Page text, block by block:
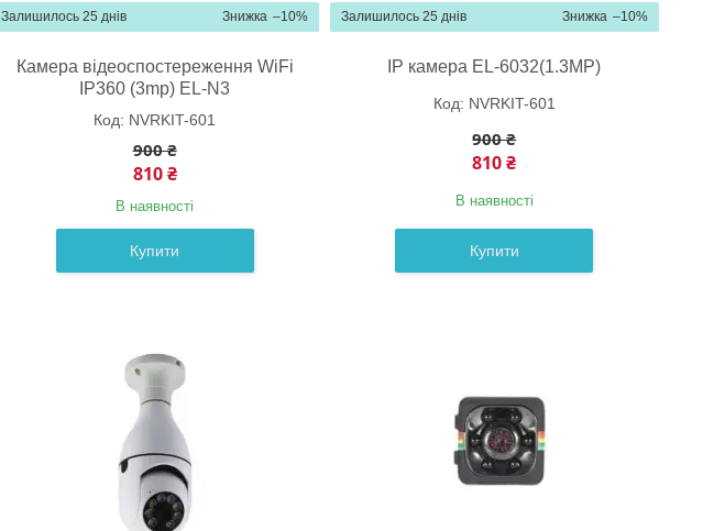
–10%
Залишилось 25 днів
Камера відеоспостереження WiFi
IP360 (3mp) EL-N3
NVRKIT-601
900 ₴
810 ₴
В наявності
Купити
–10%
Залишилось 25 днів
IP камера EL-6032(1.3MP)
NVRKIT-601
900 ₴
810 ₴
В наявності
Купити